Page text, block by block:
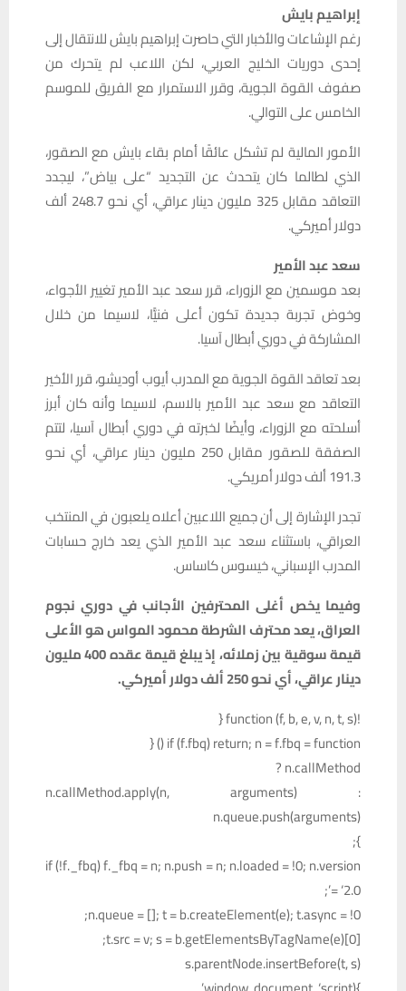
إبراهيم بايش
رغم الإشاعات والأخبار التي حاصرت إبراهيم بايش للانتقال إلى
إحدى دوريات الخليج العربي، لكن اللاعب لم يتحرك من
صفوف القوة الجوية، وقرر الاستمرار مع الفريق للموسم
الخامس على التوالي.
الأمور المالية لم تشكل عائقًا أمام بقاء بايش مع الصقور،
الذي لطالما كان يتحدث عن التجديد “على بياض”، ليجدد
التعاقد مقابل 325 مليون دينار عراقي، أي نحو 248.7 ألف
دولار أميركي.
سعد عبد الأمير
بعد موسمين مع الزوراء، قرر سعد عبد الأمير تغيير الأجواء،
وخوض تجربة جديدة تكون أعلى فنيًّا، لاسيما من خلال
المشاركة في دوري أبطال آسيا.
بعد تعاقد القوة الجوية مع المدرب أيوب أوديشو، قرر الأخير
التعاقد مع سعد عبد الأمير بالاسم، لاسيما وأنه كان أبرز
أسلحته مع الزوراء، وأيضًا لخبرته في دوري أبطال آسيا، لتتم
الصفقة للصقور مقابل 250 مليون دينار عراقي، أي نحو
191.3 ألف دولار أمريكي.
تجدر الإشارة إلى أن جميع اللاعبين أعلاه يلعبون في المنتخب
العراقي، باستثناء سعد عبد الأمير الذي يعد خارج حسابات
المدرب الإسباني، خيسوس كاساس.
وفيما يخص أغلى المحترفين الأجانب في دوري نجوم
العراق، يعد محترف الشرطة محمود المواس هو الأعلى
قيمة سوقية بين زملائه، إذ يبلغ قيمة عقده 400 مليون
دينار عراقي، أي نحو 250 ألف دولار أميركي.
!function (f, b, e, v, n, t, s) {
if (f.fbq) return; n = f.fbq = function () {
n.callMethod ?
n.callMethod.apply(n, arguments) :
n.queue.push(arguments)
};
if (!f._fbq) f._fbq = n; n.push = n; n.loaded = !0; n.version
= ‘2.0’;
n.queue = []; t = b.createElement(e); t.async = !0;
t.src = v; s = b.getElementsByTagName(e)[0];
s.parentNode.insertBefore(t, s)